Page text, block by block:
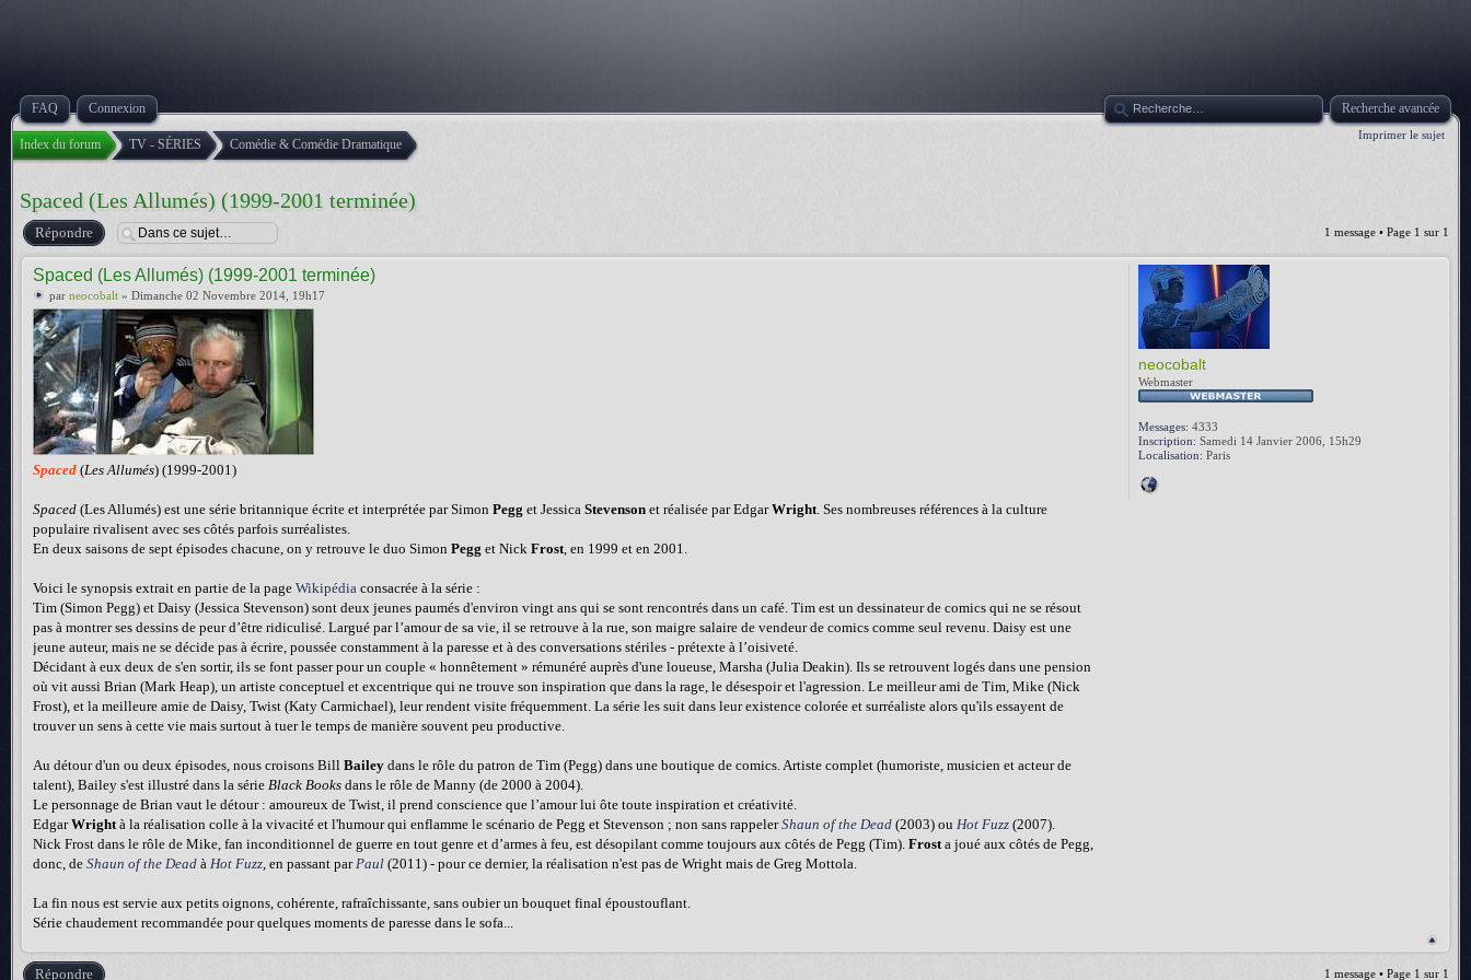
FAQ Connexion Recherche avancée
Imprimer le sujet
Index du forum TV - SÉRIES Comédie & Comédie Dramatique
Spaced (Les Allumés) (1999-2001 terminée)
Répondre 1 message • Page 1 sur 1
Spaced (Les Allumés) (1999-2001 terminée)
par neocobalt » Dimanche 02 Novembre 2014, 19h17
Spaced (Les Allumés) (1999-2001)
Spaced (Les Allumés) est une série britannique écrite et interprétée par Simon Pegg et Jessica Stevenson et réalisée par EdgarWright. Ses nombreuses références à la culture
populaire rivalisent avec ses côtés parfois surréalistes.
En deux saisons de sept épisodes chacune, on y retrouve le duo Simon Pegg et Nick Frost, en 1999 et en 2001.
Voici le synopsis extrait en partie de la page Wikipédia consacrée à la série :
Tim (Simon Pegg) et Daisy (Jessica Stevenson) sont deux jeunes paumés d'environ vingt ans qui se sont rencontrés dans un café. Tim est un dessinateur de comics qui ne se résout
pas à montrer ses dessins de peur d’être ridiculisé. Largué par l’amour de sa vie, il se retrouve à la rue, son maigre salaire de vendeur de comics comme seul revenu. Daisy est une
jeune auteur, mais ne se décide pas à écrire, poussée constamment à la paresse et à des conversations stériles - prétexte à l’oisiveté.
Décidant à eux deux de s'en sortir, ils se font passer pour un couple « honnêtement » rémunéré auprès d'une loueuse, Marsha (Julia Deakin). Ils se retrouvent logés dans une pension
où vit aussi Brian (Mark Heap), un artiste conceptuel et excentrique qui ne trouve son inspiration que dans la rage, le désespoir et l'agression. Le meilleur ami de Tim, Mike (Nick
Frost), et la meilleure amie de Daisy, Twist (Katy Carmichael), leur rendent visite fréquemment. La série les suit dans leur existence colorée et surréaliste alors qu'ils essayent de
trouver un sens à cette vie mais surtout à tuer le temps de manière souvent peu productive.
Au détour d'un ou deux épisodes, nous croisons Bill Bailey dans le rôle du patron de Tim (Pegg) dans une boutique de comics. Artiste complet (humoriste, musicien et acteur de
talent), Bailey s'est illustré dans la série Black Books dans le rôle de Manny (de 2000 à 2004).
Le personnage de Brian vaut le détour : amoureux de Twist, il prend conscience que l’amour lui ôte toute inspiration et créativité.
EdgarWrightà la réalisation colle à la vivacité et l'humour qui enflamme le scénario de Pegg et Stevenson ; non sans rappelerShaun of the Dead (2003) ou Hot Fuzz (2007).
Nick Frost dans le rôle de Mike, fan inconditionnel de guerre en tout genre et d’armes à feu, est désopilant comme toujours aux côtés de Pegg (Tim). Frosta joué aux côtés de Pegg,
donc, de Shaun of the Dead à Hot Fuzz, en passant parPaul (2011) - pour ce dernier, la réalisation n'est pas de Wright mais de Greg Mottola.
La fin nous est servie aux petits oignons, cohérente, rafraîchissante, sans oubier un bouquet final époustouflant.
Série chaudement recommandée pour quelques moments de paresse dans le sofa...
neocobalt
Webmaster
Messages: 4333
Inscription: Samedi 14 Janvier 2006, 15h29
Localisation: Paris
Répondre 1 message • Page 1 sur 1